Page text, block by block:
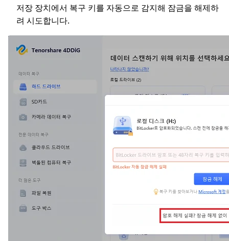
저장 장치에서 복구 키를 자동으로 감지해 잠금을 해제하
려 시도합니다.